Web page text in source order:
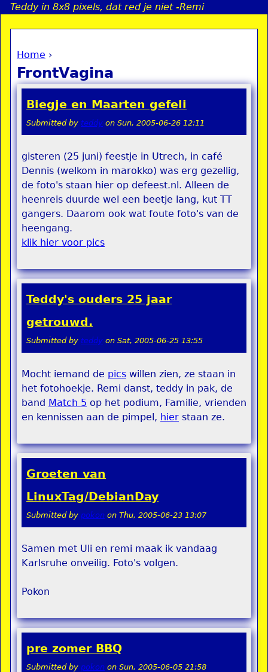
Jump to navigation
Teddy in 8x8 pixels, dat red je niet -Remi
You are here
Home ›
FrontVagina
Biegje en Maarten gefeli
Submitted by teddy on Sun, 2005-06-26 12:11
gisteren (25 juni) feestje in Utrech, in café
Dennis (welkom in marokko) was erg gezellig,
de foto's staan hier op defeest.nl. Alleen de
heenreis duurde wel een beetje lang, kut TT
gangers. Daarom ook wat foute foto's van de
heengang.
klik hier voor pics
Teddy's ouders 25 jaar
getrouwd.
Submitted by teddy on Sat, 2005-06-25 13:55
Mocht iemand de pics willen zien, ze staan in
het fotohoekje. Remi danst, teddy in pak, de
band Match 5 op het podium, Familie, vrienden
en kennissen aan de pimpel, hier staan ze.
Groeten van
LinuxTag/DebianDay
Submitted by pokon on Thu, 2005-06-23 13:07
Samen met Uli en remi maak ik vandaag
Karlsruhe onveilig. Foto's volgen.
Pokon
pre zomer BBQ
Submitted by pokon on Sun, 2005-06-05 21:58